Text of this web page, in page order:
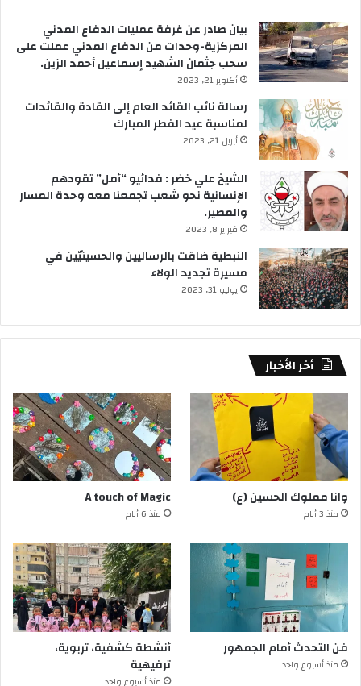
بيان صادر عن غرفة عمليات الدفاع المدني
المركزية-وحدات من الدفاع المدني عملت على
سحب جثمان الشهيد إسماعيل أحمد الزين.
أكتوبر 21, 2023
رسالة نائب القائد العام إلى القادة والقائدات
لمناسبة عيد الفطر المبارك
أبريل 21, 2023
الشيخ علي خضر : فدائيو “أمل” تقودهم
الإنسانية نحو شعب تجمعنا معه وحدة المسار
والمصير.
فبراير 8, 2023
النبطية ضاقت بالرساليين والحسينيّين في
مسيرة تجديد الولاء
يوليو 31, 2023
أخر الأخبار
وانا مملوك الحسين (ع)
منذ 3 أيام
A touch of Magic
منذ 6 أيام
فن التحدث أمام الجمهور
منذ أسبوع واحد
أنشطة كشفية، تربوية،
ترفيهية
منذ أسبوع واحد